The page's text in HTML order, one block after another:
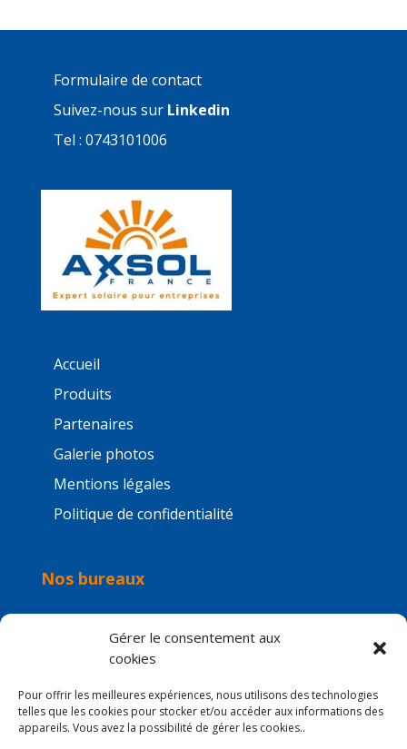
Gérer le consentement aux
cookies
Pour offrir les meilleures expériences, nous utilisons des technologies
telles que les cookies pour stocker et/ou accéder aux informations des
appareils. Vous avez la possibilité de gérer les cookies..
Formulaire de contact
Suivez-nous sur Linkedin
Tel : 0743101006
Accueil
Produits
Partenaires
Galerie photos
Mentions légales
Politique de confidentialité
Nos bureaux